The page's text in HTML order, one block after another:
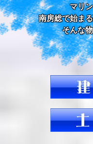
マリ
南房総で始ま
そんな